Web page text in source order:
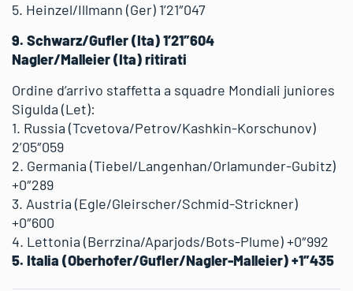
5. Heinzel/Illmann (Ger) 1’21″047
9. Schwarz/Gufler (Ita) 1’21″604
Nagler/Malleier (Ita) ritirati
Ordine d’arrivo staffetta a squadre Mondiali juniores
Sigulda (Let):
1. Russia (Tcvetova/Petrov/Kashkin-Korschunov)
2’05″059
2. Germania (Tiebel/Langenhan/Orlamunder-Gubitz)
+0″289
3. Austria (Egle/Gleirscher/Schmid-Strickner)
+0″600
4. Lettonia (Berrzina/Aparjods/Bots-Plume) +0″992
5. Italia (Oberhofer/Gufler/Nagler-Malleier) +1″435